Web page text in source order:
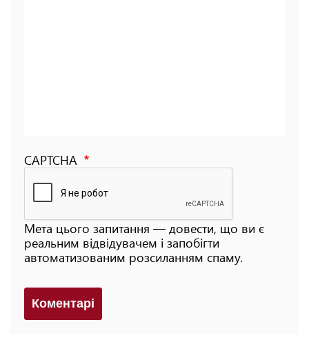
CAPTCHA
Мета цього запитання — довести, що ви є
реальним відвідувачем і запобігти
автоматизованим розсиланням спаму.
Коментарi